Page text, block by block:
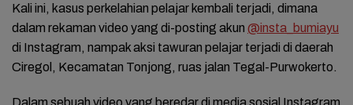
Kali ini, kasus perkelahian pelajar kembali terjadi, dimana
dalam rekaman video yang di-posting akun @insta_bumiayu
di Instagram, nampak aksi tawuran pelajar terjadi di daerah
Ciregol, Kecamatan Tonjong, ruas jalan Tegal-Purwokerto.
Dalam sebuah video yang beredar di media sosial Instagram